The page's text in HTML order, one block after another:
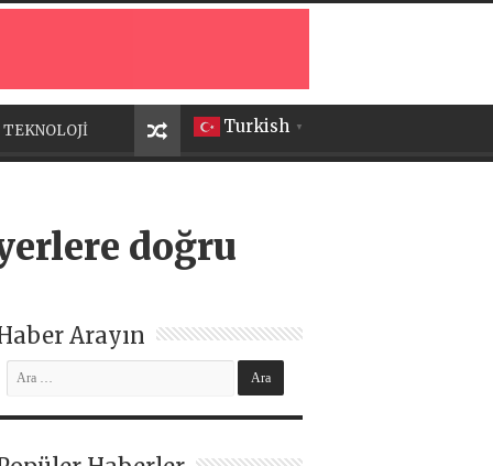
Turkish ▼
TEKNOLOJİ
doğru
Arayın